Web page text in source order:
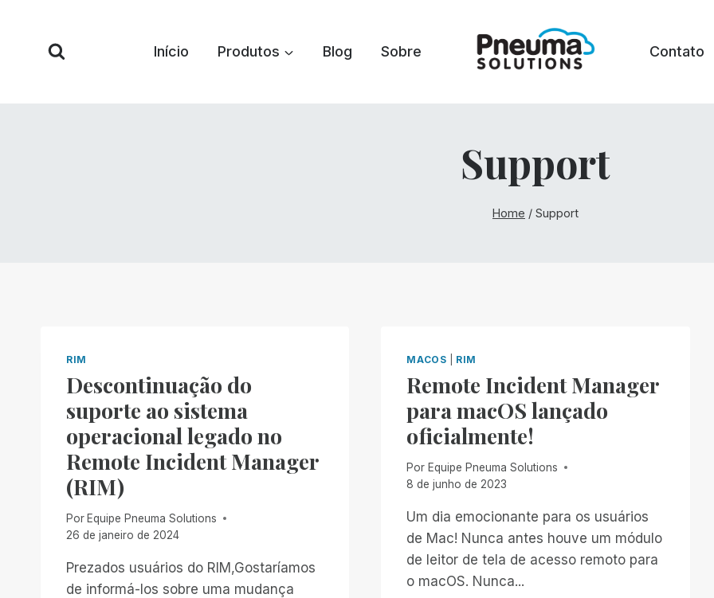
Início Produtos Blog Sobre Contato
Support
Home / Support
RIM
Descontinuação do
suporte ao sistema
operacional legado no
Remote Incident Manager
(RIM)
PorEquipe Pneuma Solutions
26 de janeiro de 2024
Prezados usuários do RIM,Gostaríamos
de informá-los sobre uma mudança
MACOS RIM
Remote Incident Manager
para macOS lançado
oficialmente!
Por Equipe Pneuma Solutions
8 de junho de 2023
Um dia emocionante para os usuários
de Mac! Nunca antes houve um módulo
de leitor de tela de acesso remoto para
o macOS. Nunca...